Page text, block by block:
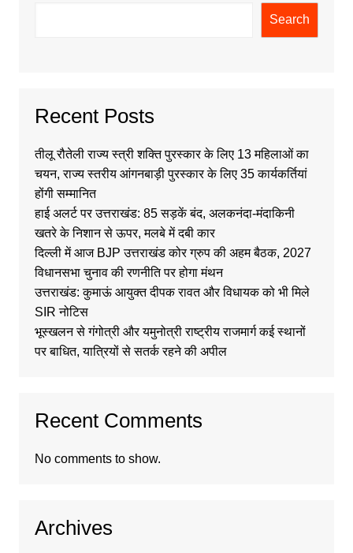
Search
Recent Posts
तीलू रौतेली राज्य स्त्री शक्ति पुरस्कार के लिए 13 महिलाओं का
चयन, राज्य स्तरीय आंगनबाड़ी पुरस्कार के लिए 35 कार्यकर्तियां
होंगी सम्मानित
हाई अलर्ट पर उत्तराखंड: 85 सड़कें बंद, अलकनंदा-मंदाकिनी
खतरे के निशान से ऊपर, मलबे में दबी कार
दिल्ली में आज BJP उत्तराखंड कोर ग्रुप की अहम बैठक, 2027
विधानसभा चुनाव की रणनीति पर होगा मंथन
उत्तराखंड: कुमाऊं आयुक्त दीपक रावत और विधायक को भी मिले
SIR नोटिस
भूस्खलन से गंगोत्री और यमुनोत्री राष्ट्रीय राजमार्ग कई स्थानों
पर बाधित, यात्रियों से सतर्क रहने की अपील
Recent Comments
No comments to show.
Archives